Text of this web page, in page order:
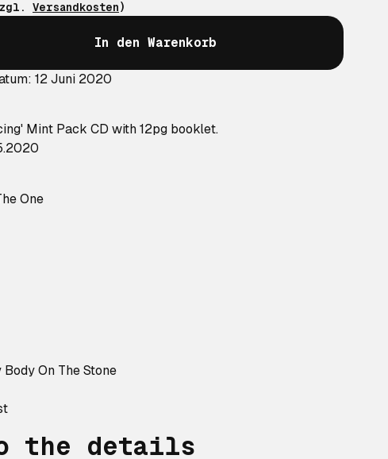
Versandkosten)
In den Warenkorb
12 Juni 2020
Mint Pack CD with 12pg booklet.
One
On The Stone
the details